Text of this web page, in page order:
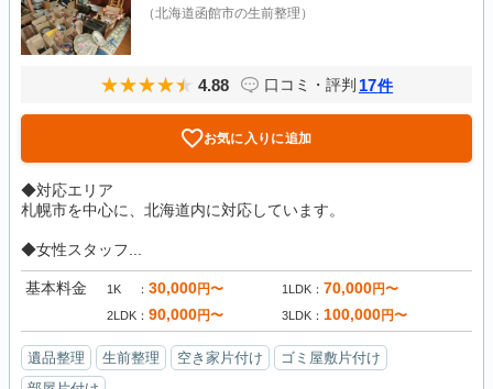
（北海道函館市の生前整理）
4.88 口コミ・評判 17件
お気に入りに追加
◆対応エリア
札幌市を中心に、北海道内に対応しています。
◆女性スタッフ...
基本料金 1K 30,000円〜 1LDK 70,000円〜
2LDK 90,000円〜 3LDK 100,000円〜
遺品整理 生前整理 空き家片付け
ゴミ屋敷片付け